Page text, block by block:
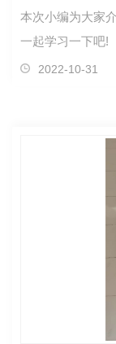
本次小编为大家
一起学习一下吧
舒适的家居环境,
2022-10-31